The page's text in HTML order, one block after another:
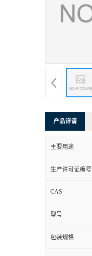
产品详请
主要用途
生产许可证编号
CAS
型号
包装规格